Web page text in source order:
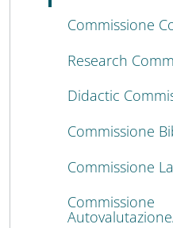
Commissione
Research
Didactic
Commissione
Commissione
Commissione